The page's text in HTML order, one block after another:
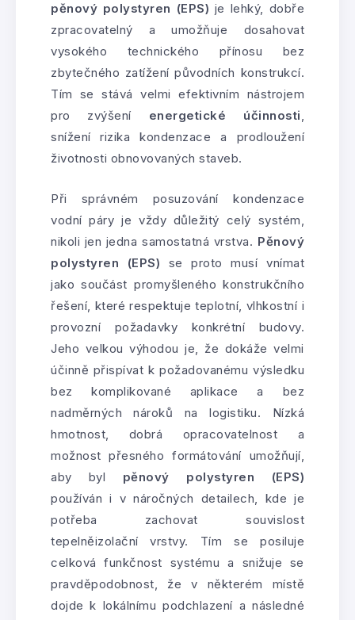
pěnový polystyren (EPS) je lehký, dobře
zpracovatelný a umožňuje dosahovat
vysokého technického přínosu bez
zbytečného zatížení původních konstrukcí.
Tím se stává velmi efektivním nástrojem
pro zvýšení energetické účinnosti,
snížení rizika kondenzace a prodloužení
životnosti obnovovaných staveb.
Při správném posuzování kondenzace
vodní páry je vždy důležitý celý systém,
nikoli jen jedna samostatná vrstva. Pěnový
polystyren (EPS) se proto musí vnímat
jako součást promyšleného konstrukčního
řešení, které respektuje teplotní, vlhkostní i
provozní požadavky konkrétní budovy.
Jeho velkou výhodou je, že dokáže velmi
účinně přispívat k požadovanému výsledku
bez komplikované aplikace a bez
nadměrných nároků na logistiku. Nízká
hmotnost, dobrá opracovatelnost a
možnost přesného formátování umožňují,
aby byl pěnový polystyren (EPS)
používán i v náročných detailech, kde je
potřeba zachovat souvislost
tepelněizolační vrstvy. Tím se posiluje
celková funkčnost systému a snižuje se
pravděpodobnost, že v některém místě
dojde k lokálnímu podchlazení a následné